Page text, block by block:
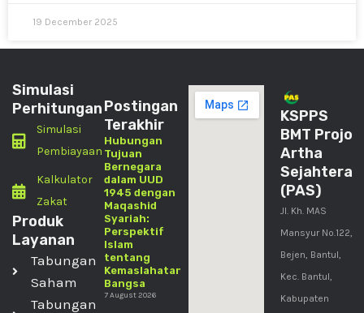
19 December 2025
Simulasi
Perhitungan
Simulasi
Pembiayaan
Kalkulator
Zakat
Produk
Layanan
Tabungan
Saham
Tabungan
Postingan
Terakhir
Hubungan
Tujuan
Bernegara
dalam UUD
1945 dengan
Maqashid
Syariah:
Perspektif
Islam
tentang
Kemaslahatan
Bangsa
7 August 2026
KSPPS
BMT Projo
Artha
Sejahtera
(PAS)
Jl. Kh. MAS
Mansyur No.122,
Bejen, Bantul,
Kec. Bantul,
Kabupaten